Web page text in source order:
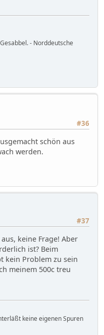
- Norddeutsche
#36
schön aus
werden.
#37
keine Frage! Aber
ist? Beim
kein Problem zu sein
meinem 500c treu
keine eigenen Spuren